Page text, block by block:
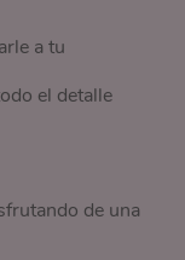
a tu
el detalle
de una